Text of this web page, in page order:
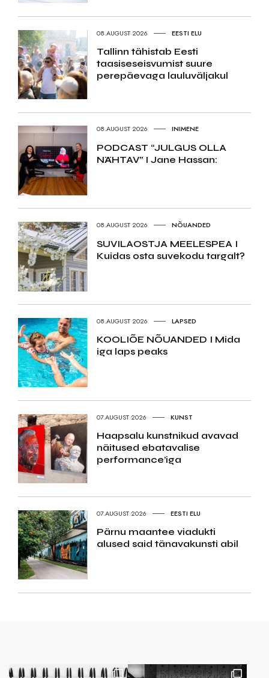
08.AUGUST 2026 EESTI ELU
Tallinn tähistab Eesti
taasiseseisvumist suure
perepäevaga lauluväljakul
08.AUGUST 2026 INIMENE
PODCAST “JULGUS OLLA
NÄHTAV” I Jane Hassan:
08.AUGUST 2026 NÕUANDED
SUVILAOSTJA MEELESPEA I
Kuidas osta suvekodu targalt?
08.AUGUST 2026 LAPSED
KOOLIÕE NÕUANDED I Mida
iga laps peaks
07.AUGUST 2026 KUNST
Haapsalu kunstnikud avavad
näitused ebatavalise
performance’iga
07.AUGUST 2026 EESTI ELU
Pärnu maantee viadukti
alused said tänavakunsti abil